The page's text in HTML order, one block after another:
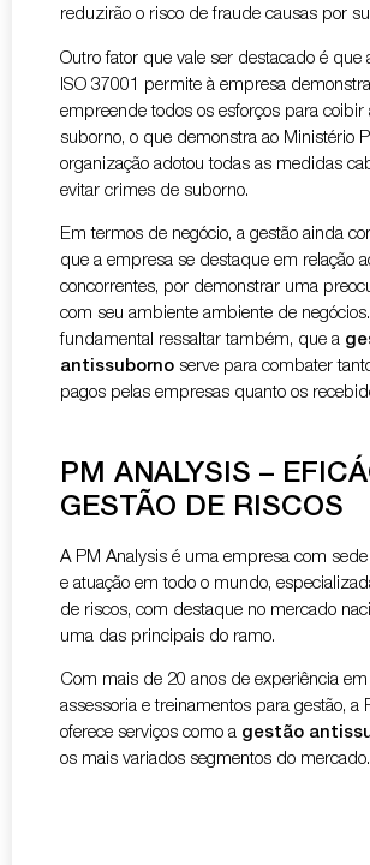
reduzirão o risco de fraude causas por
Outro fator que vale ser destacado é que
ISO 37001 permite à empresa
empreende todos os esforços para coibir
suborno, o que demonstra ao Ministério
organização adotou todas as medidas
evitar crimes de suborno.
Em termos de negócio, a gestão ainda
que a empresa se destaque em relação
concorrentes, por demonstrar uma
com seu ambiente ambiente de
fundamental ressaltar também, que a
antissuborno serve para combater
pagos pelas empresas quanto os
PM ANALYSIS –
GESTÃO DE RISCOS
A PM Analysis é uma empresa com
e atuação em todo o mundo,
de riscos, com destaque no mercado
uma das principais do ramo.
Com mais de 20 anos de experiência em
assessoria e treinamentos para gestão, a
oferece serviços como a gestão
os mais variados segmentos do mercado.